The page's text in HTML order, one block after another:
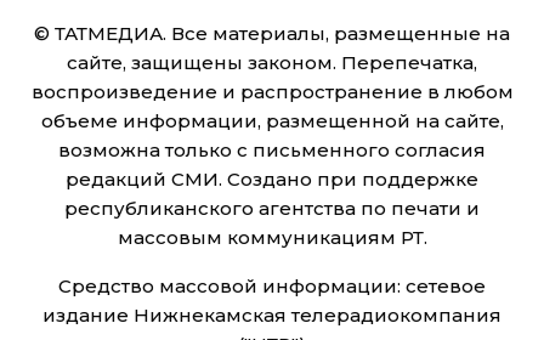
© ТАТМЕДИА. Все материалы, размещенные на
сайте, защищены законом. Перепечатка,
воспроизведение и распространение в любом
объеме информации, размещенной на сайте,
возможна только с письменного согласия
редакций СМИ. Создано при поддержке
республиканского агентства по печати и
массовым коммуникациям РТ.
Средство массовой информации: сетевое
издание Нижнекамская телерадиокомпания